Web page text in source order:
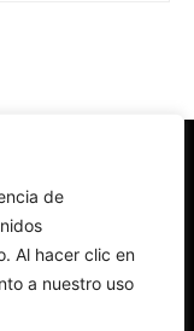
de
Al hacer clic en
a nuestro uso
la sociedad